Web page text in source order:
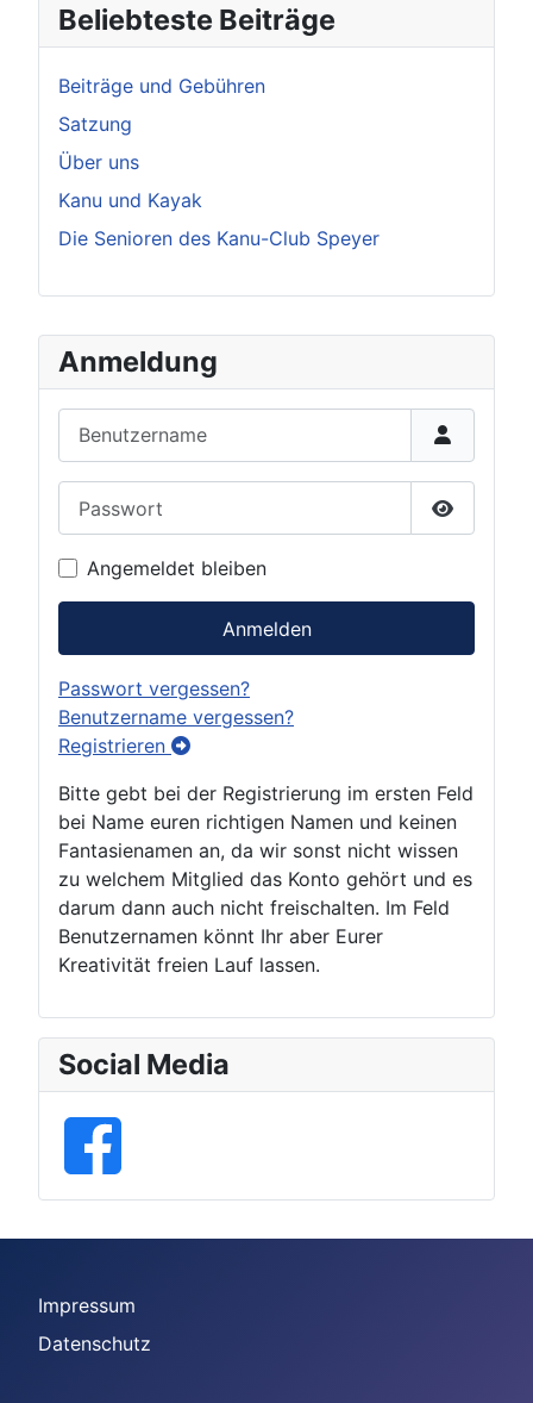
Anmeldung
Passwort
Angemeldet bleiben
Anmelden
Passwort vergessen?
Benutzername vergessen?
Registrieren
Bitte gebt bei der Registrierung im ersten Feld
bei Name euren richtigen Namen und keinen
Fantasienamen an, da wir sonst nicht wissen
zu welchem Mitglied das Konto gehört und es
darum dann auch nicht freischalten. Im Feld
Benutzernamen könnt Ihr aber Eurer
Kreativität freien Lauf lassen.
Social Media
Beliebteste Beiträge
Beiträge und Gebühren
Satzung
Über uns
Kanu und Kayak
Die Senioren des Kanu-Club Speyer
Impressum
Datenschutz